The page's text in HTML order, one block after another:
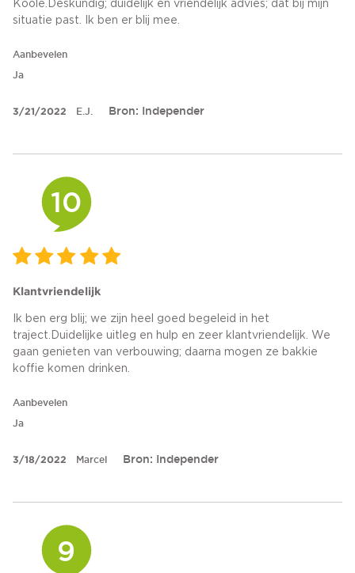
Koole.Deskundig; duidelijk en vriendelijk advies; dat bij mijn
situatie past. Ik ben er blij mee.
Aanbevelen
Ja
3/21/2022 E.J. Bron: Independer
10
Klantvriendelijk
Ik ben erg blij; we zijn heel goed begeleid in het
traject.Duidelijke uitleg en hulp en zeer klantvriendelijk. We
gaan genieten van verbouwing; daarna mogen ze bakkie
koffie komen drinken.
Aanbevelen
Ja
3/18/2022 Marcel Bron: Independer
9